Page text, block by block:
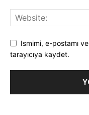
Ismimi, e-postamı
tarayıcıya kaydet.